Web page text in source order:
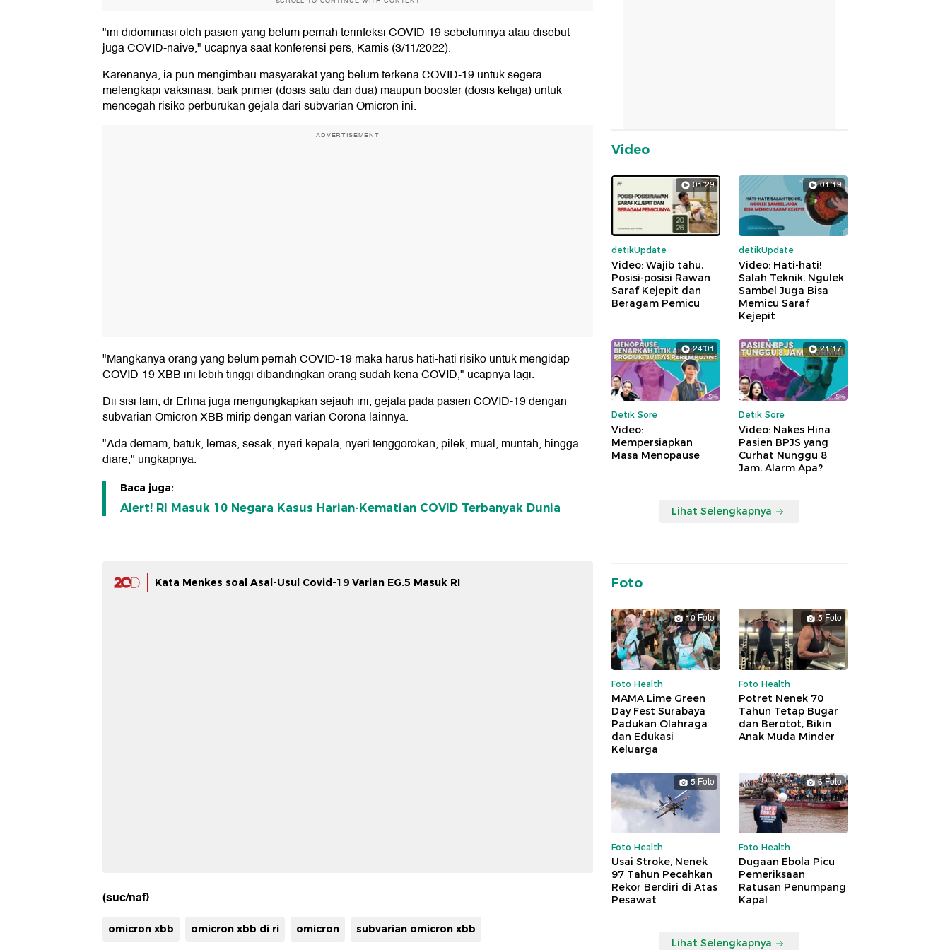
"ini didominasi oleh pasien yang belum pernah terinfeksi COVID-19 sebelumnya atau disebut
juga COVID-naive," ucapnya saat konferensi pers, Kamis (3/11/2022).
Karenanya, ia pun mengimbau masyarakat yang belum terkena COVID-19 untuk segera
melengkapi vaksinasi, baik primer (dosis satu dan dua) maupun booster (dosis ketiga) untuk
mencegah risiko perburukan gejala dari subvarian Omicron ini.
ADVERTISEMENT
"Mangkanya orang yang belum pernah COVID-19 maka harus hati-hati risiko untuk mengidap
COVID-19 XBB ini lebih tinggi dibandingkan orang sudah kena COVID," ucapnya lagi.
Dii sisi lain, dr Erlina juga mengungkapkan sejauh ini, gejala pada pasien COVID-19 dengan
subvarian Omicron XBB mirip dengan varian Corona lainnya.
"Ada demam, batuk, lemas, sesak, nyeri kepala, nyeri tenggorokan, pilek, mual, muntah, hingga
diare," ungkapnya.
Baca juga:
Alert! RI Masuk 10 Negara Kasus Harian-Kematian COVID Terbanyak Dunia
Kata Menkes soal Asal-Usul Covid-19 Varian EG.5 Masuk RI
(suc/naf)
omicron xbb omicron xbb di ri omicron subvarian omicron xbb
Video
01:29
detikUpdate
Video: Wajib tahu,
Posisi-posisi Rawan
Saraf Kejepit dan
Beragam Pemicu
01:19
detikUpdate
Video: Hati-hati!
Salah Teknik, Ngulek
Sambel Juga Bisa
Memicu Saraf
Kejepit
24:01
Detik Sore
Video:
Mempersiapkan
Masa Menopause
21:17
Detik Sore
Video: Nakes Hina
Pasien BPJS yang
Curhat Nunggu 8
Jam, Alarm Apa?
Lihat Selengkapnya
Foto
10 Foto
Foto Health
MAMA Lime Green
Day Fest Surabaya
Padukan Olahraga
dan Edukasi
Keluarga
5 Foto
Foto Health
Potret Nenek 70
Tahun Tetap Bugar
dan Berotot, Bikin
Anak Muda Minder
5 Foto
Foto Health
Usai Stroke, Nenek
97 Tahun Pecahkan
Rekor Berdiri di Atas
Pesawat
6 Foto
Foto Health
Dugaan Ebola Picu
Pemeriksaan
Ratusan Penumpang
Kapal
Lihat Selengkapnya